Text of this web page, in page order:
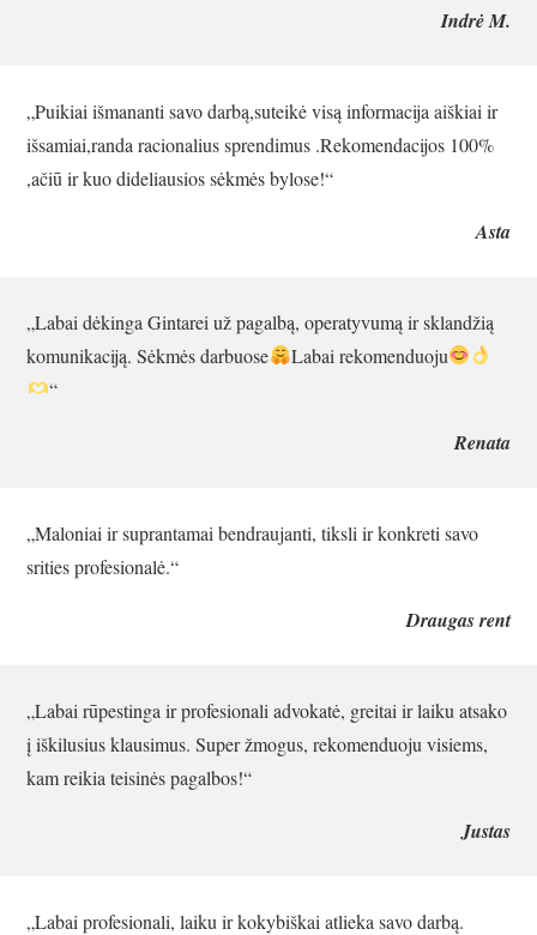
Indrė M.
„Puikiai išmananti savo darbą,suteikė visą informacija aiškiai ir
išsamiai,randa racionalius sprendimus .Rekomendacijos 100%
,ačiū ir kuo dideliausios sėkmės bylose!“
Asta
„Labai dėkinga Gintarei už pagalbą, operatyvumą ir sklandžią
komunikaciją. Sėkmės darbuose
Labai rekomenduoju
“
Renata
„Maloniai ir suprantamai bendraujanti, tiksli ir konkreti savo
srities profesionalė.“
Draugas rent
„Labai rūpestinga ir profesionali advokatė, greitai ir laiku atsako
į iškilusius klausimus. Super žmogus, rekomenduoju visiems,
kam reikia teisinės pagalbos!“
Justas
„Labai profesionali, laiku ir kokybiškai atlieka savo darbą.